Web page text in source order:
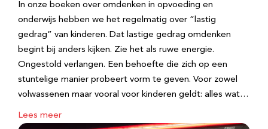
In onze boeken over omdenken in opvoeding en
onderwijs hebben we het regelmatig over “lastig
gedrag” van kinderen. Dat lastige gedrag omdenken
begint bij anders kijken. Zie het als ruwe energie.
Ongestold verlangen. Een behoefte die zich op een
stuntelige manier probeert vorm te geven. Voor zowel
volwassenen maar vooral voor kinderen geldt: alles wat…
Lees meer